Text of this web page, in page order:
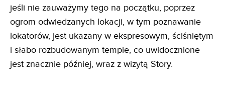
jeśli nie zauważymy tego na początku, poprzez
ogrom odwiedzanych lokacji, w tym poznawanie
lokatorów, jest ukazany w ekspresowym, ściśniętym
i słabo rozbudowanym tempie, co uwidocznione
jest znacznie później, wraz z wizytą Story.